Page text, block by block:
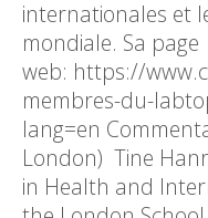
internationales et
mondiale. Sa page
web: https://
membres-du-
lang=en
London) Tine
in Health and